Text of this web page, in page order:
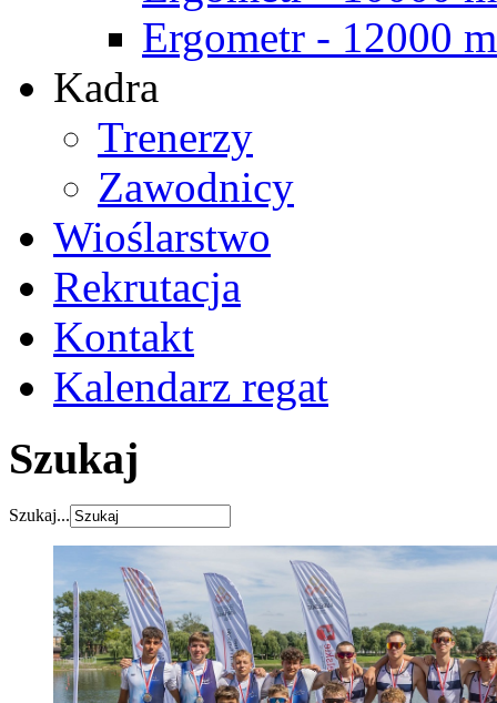
Ergometr - 12000 m
Kadra
Trenerzy
Zawodnicy
Wioślarstwo
Rekrutacja
Kontakt
Kalendarz regat
Szukaj
Szukaj...